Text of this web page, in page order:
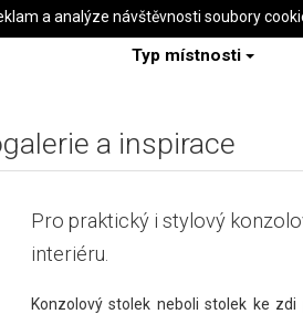
Typ místnosti
a inspirace
Pro praktický i stylový
interiéru.
Konzolový stolek neboli stolek ke
a analýze návštěvnosti soubory